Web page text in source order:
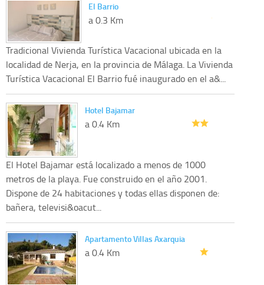
El Barrio
a 0.3 Km
Tradicional Vivienda Turística Vacacional ubicada en la
localidad de Nerja, en la provincia de Málaga. La Vivienda
Turística Vacacional El Barrio fué inaugurado en el a&...
Hotel Bajamar
a 0.4 Km
El Hotel Bajamar está localizado a menos de 1000
metros de la playa. Fue construido en el año 2001.
Dispone de 24 habitaciones y todas ellas disponen de:
bañera, televisi&oacut...
Apartamento Villas Axarquia
a 0.4 Km